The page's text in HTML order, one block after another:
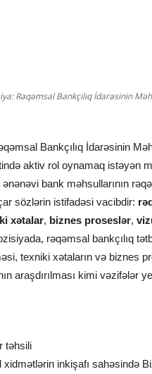
Rəqəmsal Bankçılıq İdarəsinin
Bankçılıq İdarəsinin
aktiv rol oynamaq
ənənəvi bank məhsullarının
sözlərin istifadəsi vacibdir:
xətalar, biznes proseslər,
rəqəmsal bankçılıq
texniki xətaların və biznes
araşdırılması kimi vəzifələr
təhsili
xidmətlərin inkişafı sahəsində